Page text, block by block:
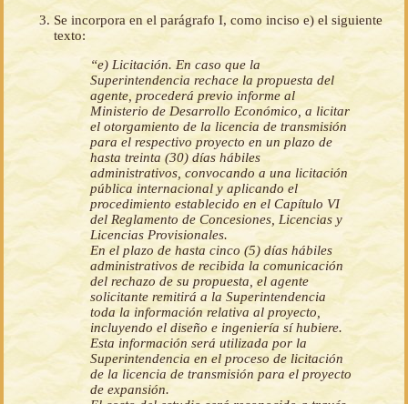
Se incorpora en el parágrafo I, como inciso e) el siguiente
texto:
“e) Licitación. En caso que la
Superintendencia rechace la propuesta del
agente, procederá previo informe al
Ministerio de Desarrollo Económico, a licitar
el otorgamiento de la licencia de transmisión
para el respectivo proyecto en un plazo de
hasta treinta (30) días hábiles
administrativos, convocando a una licitación
pública internacional y aplicando el
procedimiento establecido en el Capítulo VI
del Reglamento de Concesiones, Licencias y
Licencias Provisionales.
En el plazo de hasta cinco (5) días hábiles
administrativos de recibida la comunicación
del rechazo de su propuesta, el agente
solicitante remitirá a la Superintendencia
toda la información relativa al proyecto,
incluyendo el diseño e ingeniería sí hubiere.
Esta información será utilizada por la
Superintendencia en el proceso de licitación
de la licencia de transmisión para el proyecto
de expansión.